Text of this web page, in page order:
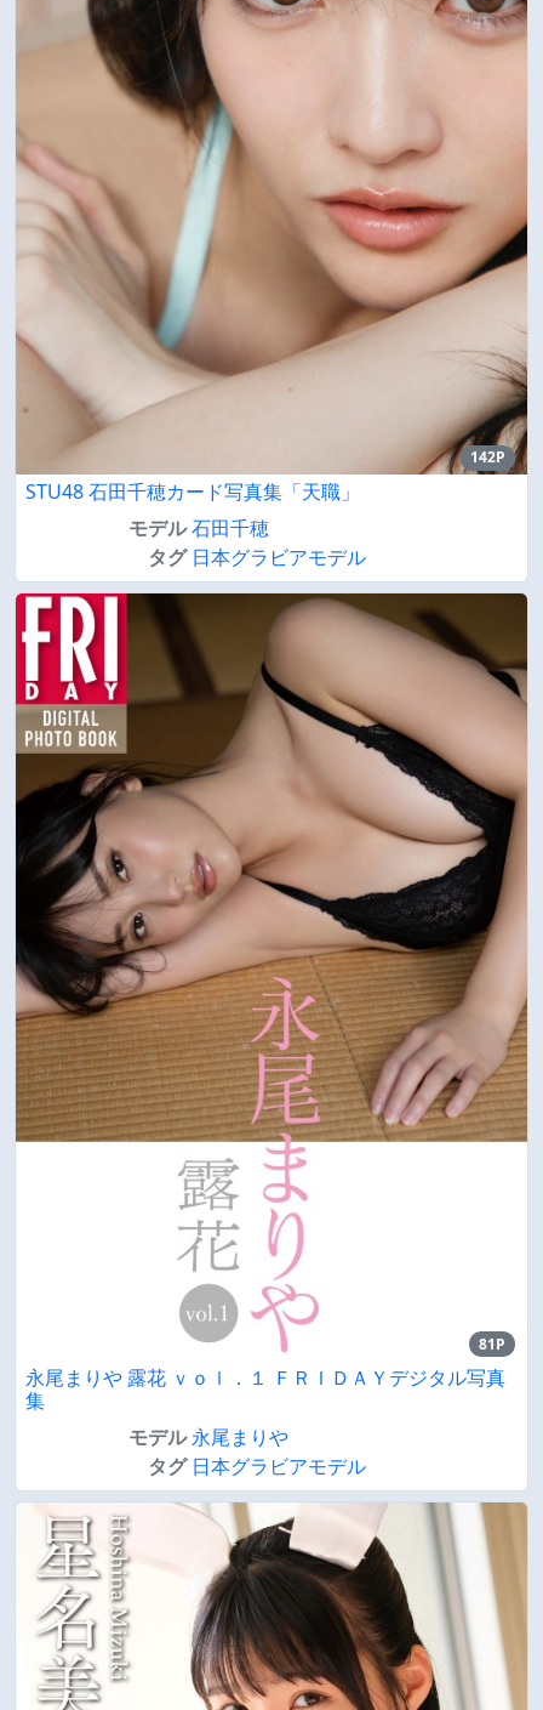
142P
STU48 石田千穂カード写真集「天職」
モデル石田千穂
タグ 日本グラビアモデル
81P
永尾まりや 露花 ｖｏｌ．１ ＦＲＩＤＡＹデジタル写真
集
モデル 永尾まりや
タグ 日本グラビアモデル